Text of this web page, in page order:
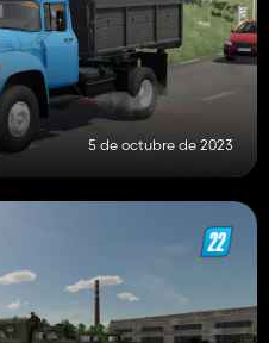
5 de octubre de 2023